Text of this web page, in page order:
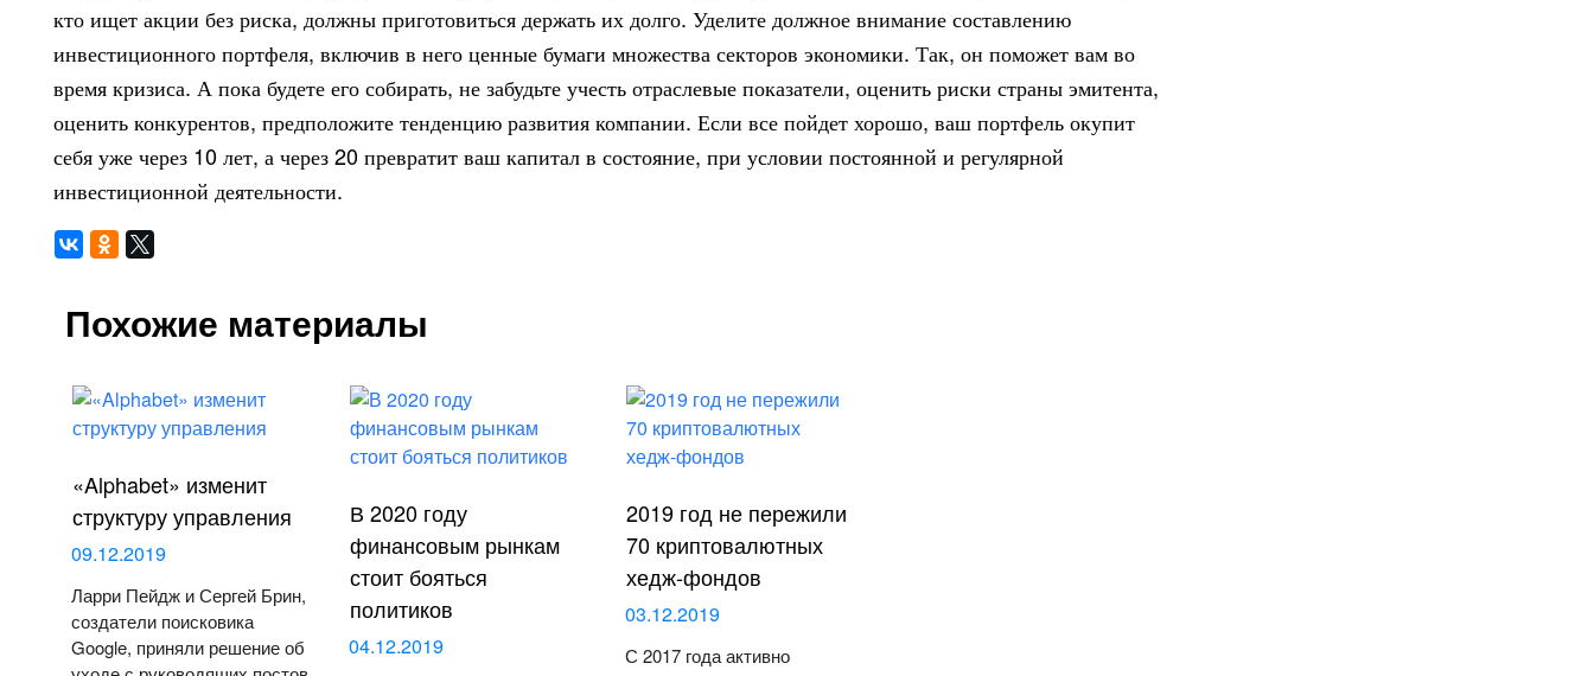
кто ищет акции без риска, должны приготовиться держать их долго. Уделите должное внимание составлению
инвестиционного портфеля, включив в него ценные бумаги множества секторов экономики. Так, он поможет вам во
время кризиса. А пока будете его собирать, не забудьте учесть отраслевые показатели, оценить риски страны эмитента,
оценить конкурентов, предположите тенденцию развития компании. Если все пойдет хорошо, ваш портфель окупит
себя уже через 10 лет, а через 20 превратит ваш капитал в состояние, при условии постоянной и регулярной
инвестиционной деятельности.
Похожие материалы
«Alphabet» изменит
структуру управления
09.12.2019
Ларри Пейдж и Сергей Брин,
создатели поисковика
Google, приняли решение об
В 2020 году
финансовым рынкам
стоит бояться
политиков
04.12.2019
2019 год не пережили
70 криптовалютных
хедж-фондов
03.12.2019
С 2017 года активно